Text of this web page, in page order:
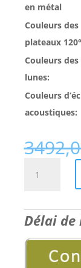
en métal
Couleurs des
plateaux
Couleurs des
lunes:
Couleurs
acoustiques:
3
marguerite
Délai